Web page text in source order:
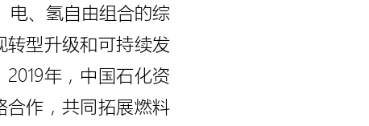
电、氢自由组合的综
转型升级和可持续发
年，中国石化资
合作，共同拓展燃料